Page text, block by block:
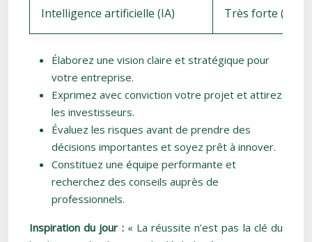
Intelligence artificielle (IA) Très forte
Élaborez une vision claire et stratégique pour
votre entreprise.
Exprimez avec conviction votre projet et attirez
les investisseurs.
Évaluez les risques avant de prendre des
décisions importantes et soyez prêt à innover.
Constituez une équipe performante et
recherchez des conseils auprès de
professionnels.
Inspiration du jour : « La réussite n’est pas la clé du